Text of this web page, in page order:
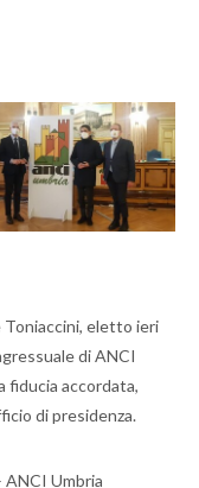
Toniaccini, eletto ieri
di ANCI
fiducia accordata,
di presidenza.
ANCI Umbria